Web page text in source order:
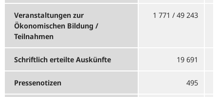
Veranstaltungen zur
Ökonomischen Bildung /
Teilnahmen
1 771 / 49 243
Schriftlich erteilte Auskünfte 19 691
Pressenotizen 495